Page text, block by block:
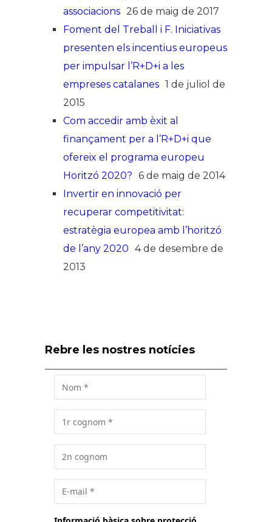
associacions 26 de maig de 2017
Foment del Treball i F. Iniciativas
presenten els incentius europeus
per impulsar l’R+D+i a les
empreses catalanes​​​​ 1 de juliol de
2015
Com accedir amb èxit al
finançament per a l’R+D+i que
ofereix el programa europeu
Horitzó 2020? 6 de maig de 2014
Invertir en innovació per
recuperar competitivitat:
estratègia europea amb l’horitzó
de l’any 2020 4 de desembre de
2013
Rebre les nostres notícies